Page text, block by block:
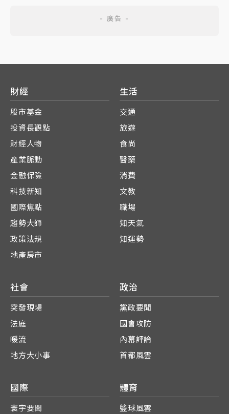
財經
股市基金
投資長觀點
財經人物
產業脈動
金融保險
科技新知
國際焦點
趨勢大師
政策法規
地產房市
生活
交通
旅遊
食尚
醫藥
消費
文教
職場
知天氣
知運勢
社會
突發現場
法庭
暖流
地方大小事
政治
黨政要聞
國會攻防
內幕評論
首都風雲
國際
寰宇要聞
體育
籃球風雲